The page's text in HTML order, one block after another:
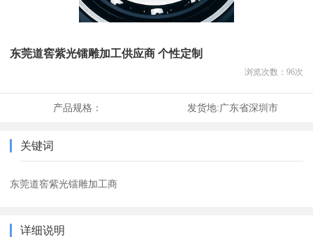
东莞道窖紫光镭雕加工供应商 个性定制
浏览次数： 96次
产品规格： 发货地:广东省深圳市
关键词
东莞道窖紫光镭雕加工商
详细说明